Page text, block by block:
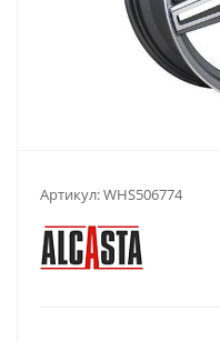
Артикул:WHS506774